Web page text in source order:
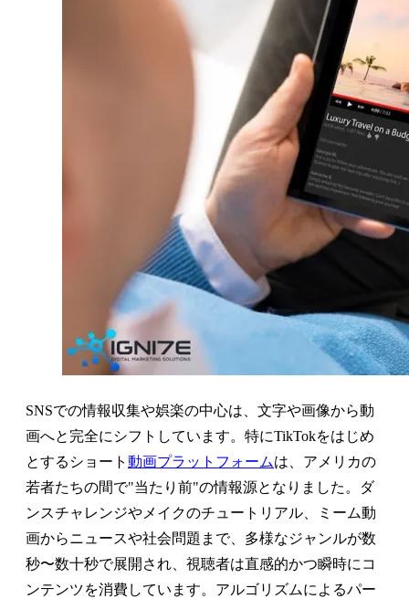
SNSでの情報収集や娯楽の中心は、文字や画像から動
画へと完全にシフトしています。特にTikTokをはじめ
とするショート 動画プラットフォームは、アメリカの
若者たちの間で"当たり前"の情報源となりました。ダ
ンスチャレンジやメイクのチュートリアル、ミーム動
画からニュースや社会問題まで、多様なジャンルが数
秒〜数十秒で展開され、視聴者は直感的かつ瞬時にコ
ンテンツを消費しています。アルゴリズムによるパー